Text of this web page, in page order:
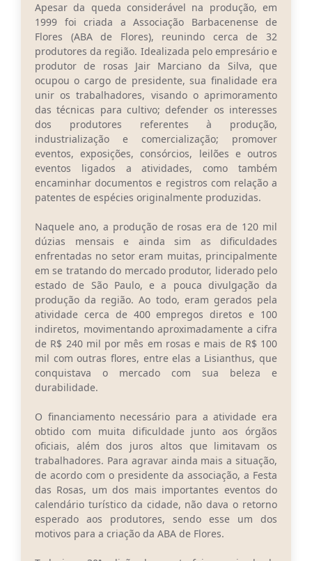
PNAB 2026 - Ciclo 2
Revistas
Intranet
Plano Diretor e Mobilidade Urbana
3º Jornada Empreendedora BQ
Festival Gastronômico
Emprega Barbacena
Plano Municipal de Saneamento Básico
Regularização de bairros
Carta de Serviços
Arquivos para Download
Legislação
Telefones Úteis
Transparência
Apesar da queda considerável na produção, em
1999 foi criada a Associação Barbacenense de
Flores (ABA de Flores), reunindo cerca de 32
produtores da região. Idealizada pelo empresário e
produtor de rosas Jair Marciano da Silva, que
ocupou o cargo de presidente, sua finalidade era
unir os trabalhadores, visando o aprimoramento
das técnicas para cultivo; defender os interesses
dos produtores referentes à produção,
industrialização e comercialização; promover
eventos, exposições, consórcios, leilões e outros
eventos ligados a atividades, como também
encaminhar documentos e registros com relação a
patentes de espécies originalmente produzidas.
Naquele ano, a produção de rosas era de 120 mil
dúzias mensais e ainda sim as dificuldades
enfrentadas no setor eram muitas, principalmente
em se tratando do mercado produtor, liderado pelo
estado de São Paulo, e a pouca divulgação da
produção da região. Ao todo, eram gerados pela
atividade cerca de 400 empregos diretos e 100
indiretos, movimentando aproximadamente a cifra
de R$ 240 mil por mês em rosas e mais de R$ 100
mil com outras flores, entre elas a Lisianthus, que
conquistava o mercado com sua beleza e
durabilidade.
O financiamento necessário para a atividade era
obtido com muita dificuldade junto aos órgãos
oficiais, além dos juros altos que limitavam os
trabalhadores. Para agravar ainda mais a situação,
de acordo com o presidente da associação, a Festa
das Rosas, um dos mais importantes eventos do
calendário turístico da cidade, não dava o retorno
esperado aos produtores, sendo esse um dos
motivos para a criação da ABA de Flores.